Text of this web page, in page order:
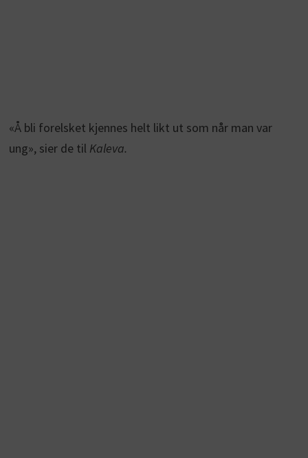
«Å bli forelsket kjennes helt likt ut som når man var
ung», sier de til Kaleva.